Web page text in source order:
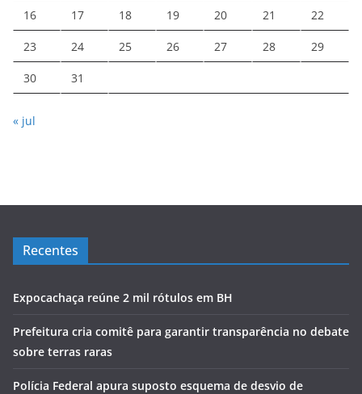
16 17 18 19 20 21 22
23 24 25 26 27 28 29
30 31
« jul
Recentes
Expocachaça reúne 2 mil rótulos em BH
Prefeitura cria comitê para garantir transparência no debate
sobre terras raras
Polícia Federal apura suposto esquema de desvio de